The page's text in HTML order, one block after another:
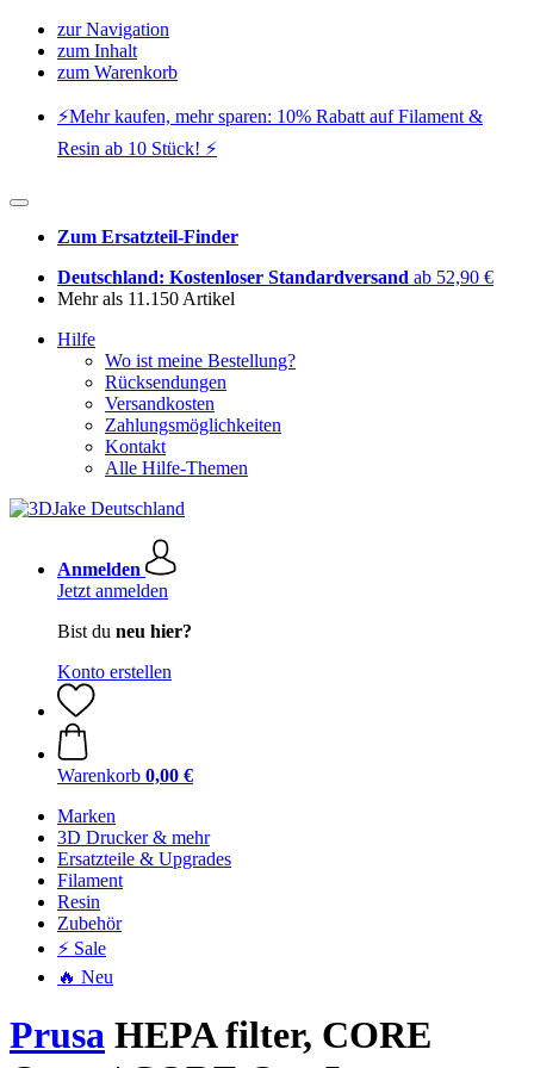
zur Navigation
zum Inhalt
zum Warenkorb
⚡️Mehr kaufen, mehr sparen: 10% Rabatt auf Filament &
Resin ab 10 Stück! ⚡️
Zum Ersatzteil-Finder
Deutschland: Kostenloser Standardversand ab 52,90 €
Mehr als 11.150 Artikel
Hilfe
Wo ist meine Bestellung?
Rücksendungen
Versandkosten
Zahlungsmöglichkeiten
Kontakt
Alle Hilfe-Themen
Anmelden
Jetzt anmelden
Bist du neu hier?
Konto erstellen
Warenkorb 0,00 €
Marken
3D Drucker & mehr
Ersatzteile & Upgrades
Filament
Resin
Zubehör
⚡ Sale
🔥 Neu
Prusa HEPA filter, CORE